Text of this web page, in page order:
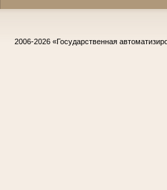
2006-2026 «Государственная